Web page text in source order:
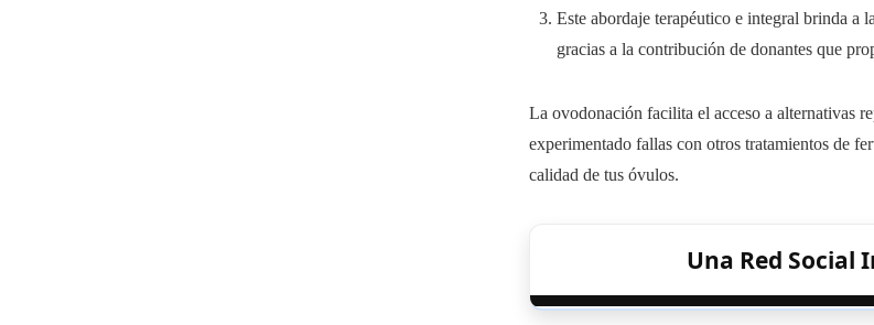
Este abordaje terapéutico e integral brinda a
gracias a la contribución de donantes que
La ovodonación facilita el acceso a alternativas
experimentado fallas con otros tratamientos de
calidad de tus óvulos.
Una Red